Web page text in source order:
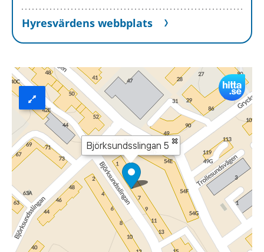
Hyresvärdens webbplats